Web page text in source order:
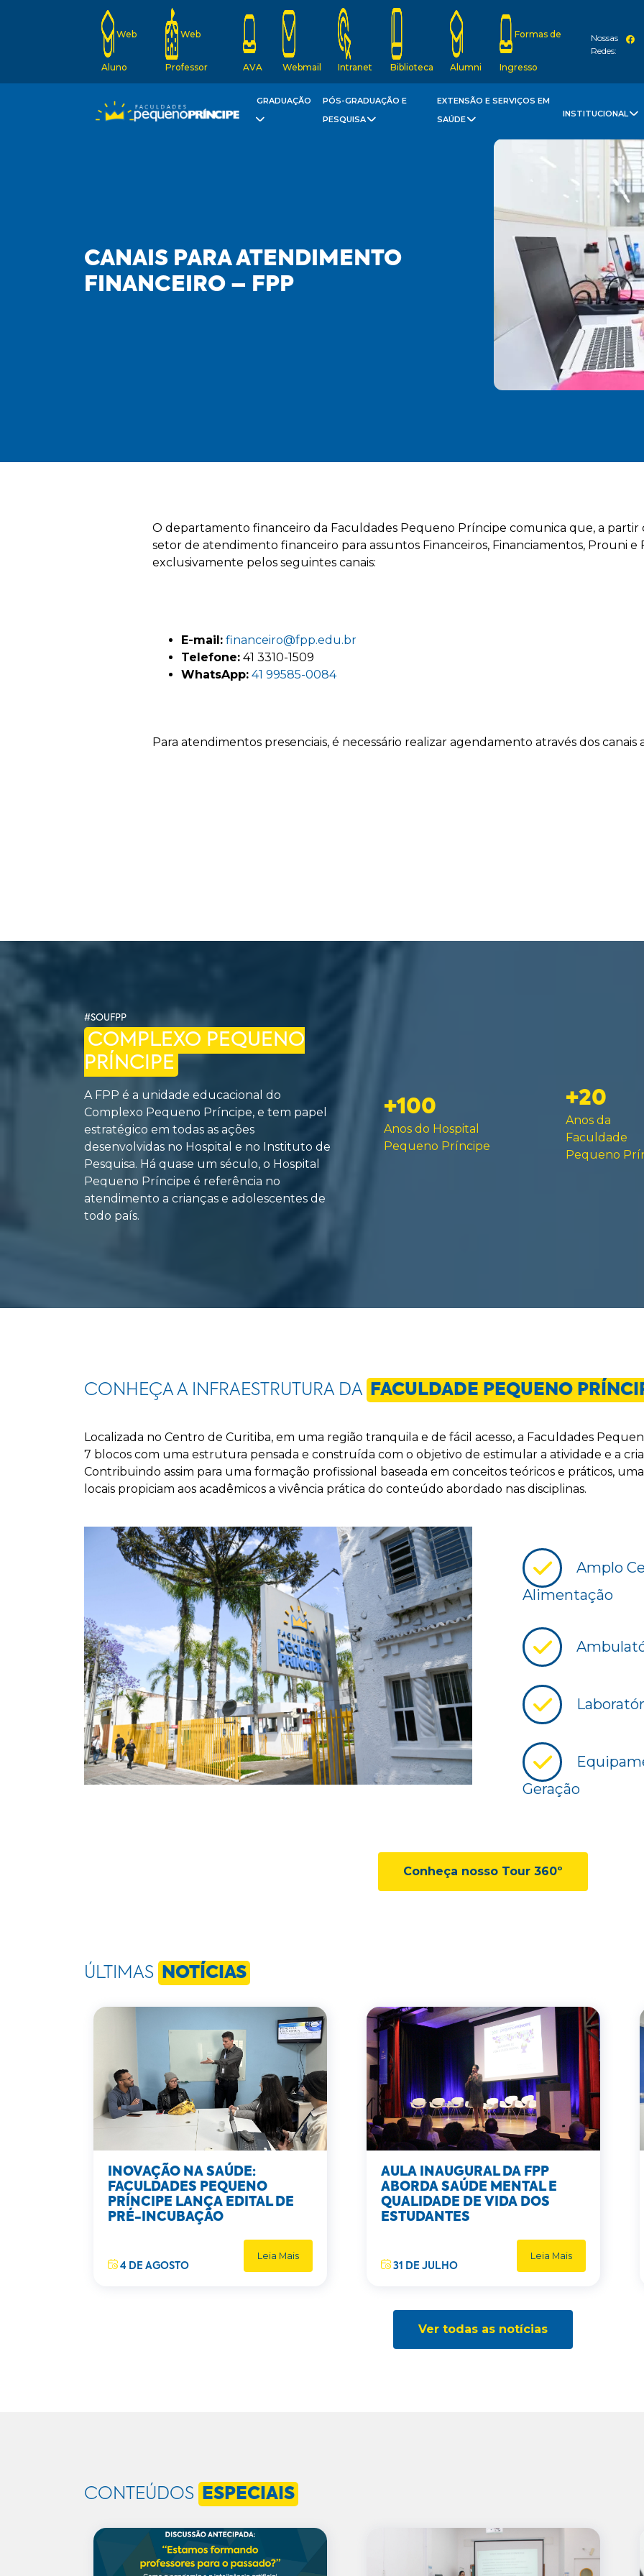
Web
Aluno
Web
Professor AVA Webmail Intranet Biblioteca Alumni
Formas de
Ingresso
Nossas
Redes:
GRADUAÇÃO
PÓS-GRADUAÇÃO E
PESQUISA
EXTENSÃO E SERVIÇOS EM
SAÚDE
INSTITUCIONAL
CANAIS PARA ATENDIMENTO
FINANCEIRO – FPP
O departamento financeiro da Faculdades Pequeno Príncipe comunica que, a partir
setor de atendimento financeiro para assuntos Financeiros, Financiamentos, Prouni e
exclusivamente pelos seguintes canais:
E-mail: financeiro@fpp.edu.br
Telefone: 41 3310-1509
WhatsApp: 41 99585-0084
Para atendimentos presenciais, é necessário realizar agendamento através dos canais
#SOUFPP
COMPLEXO PEQUENO
PRÍNCIPE
A FPP é a unidade educacional do
Complexo Pequeno Príncipe, e tem papel
estratégico em todas as ações
desenvolvidas no Hospital e no Instituto de
Pesquisa. Há quase um século, o Hospital
Pequeno Príncipe é referência no
atendimento a crianças e adolescentes de
todo país.
+100
Anos do Hospital
Pequeno Príncipe
+20
Anos da
Faculdade
Pequeno
CONHEÇA A INFRAESTRUTURA DA FACULDADE PEQUENO
Localizada no Centro de Curitiba, em uma região tranquila e de fácil acesso, a Faculdades
7 blocos com uma estrutura pensada e construída com o objetivo de estimular a atividade e a
Contribuindo assim para uma formação profissional baseada em conceitos teóricos e práticos,
locais propiciam aos acadêmicos a vivência prática do conteúdo abordado nas disciplinas.
Amplo
Alimentação
Geração
Conheça nosso Tour 360º
ÚLTIMAS NOTÍCIAS
INOVAÇÃO NA SAÚDE:
FACULDADES PEQUENO
PRÍNCIPE LANÇA EDITAL DE
PRÉ-INCUBAÇÃO
4 DE AGOSTO
Leia Mais
AULA INAUGURAL DA FPP
ABORDA SAÚDE MENTAL E
QUALIDADE DE VIDA DOS
ESTUDANTES
31 DE JULHO
Leia Mais
Ver todas as notícias
CONTEÚDOS ESPECIAIS